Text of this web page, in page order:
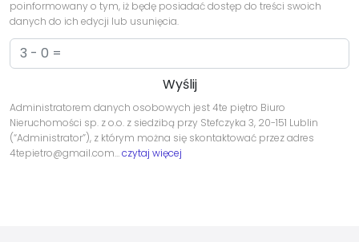
poinformowany o tym, iż będę posiadać dostęp do treści swoich
danych do ich edycji lub usunięcia.
Administratorem danych osobowych jest 4te piętro Biuro
Nieruchomości sp. z o.o. z siedzibą przy Stefczyka 3, 20-151 Lublin
(“Administrator”), z którym można się skontaktować przez adres
4tepietro@gmail.com…czytaj więcej